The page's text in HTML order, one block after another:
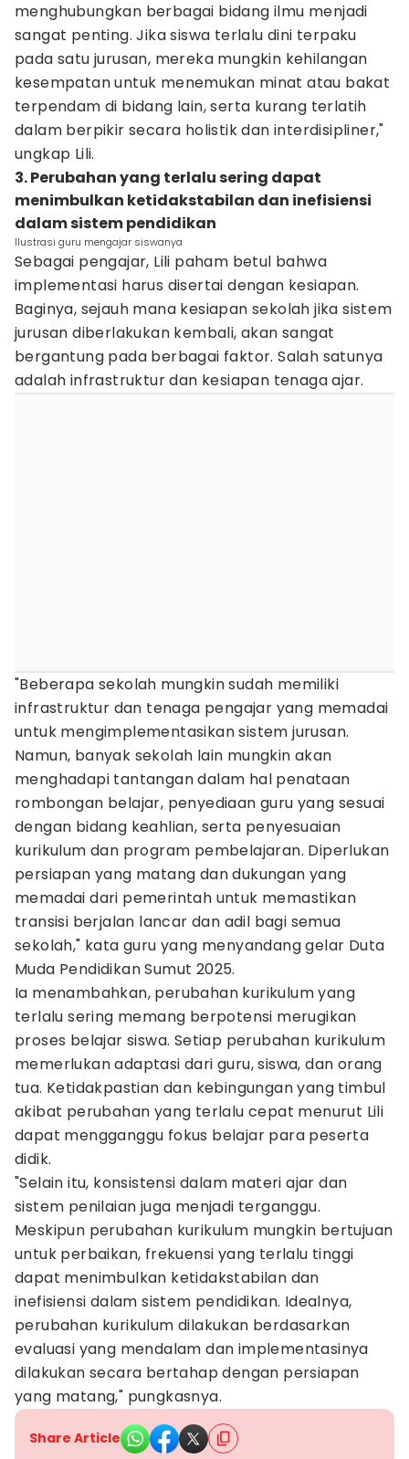
menghubungkan berbagai bidang ilmu menjadi
sangat penting. Jika siswa terlalu dini terpaku
pada satu jurusan, mereka mungkin kehilangan
kesempatan untuk menemukan minat atau bakat
terpendam di bidang lain, serta kurang terlatih
dalam berpikir secara holistik dan interdisipliner,"
ungkap Lili.
3. Perubahan yang terlalu sering dapat
menimbulkan ketidakstabilan dan inefisiensi
dalam sistem pendidikan
Ilustrasi guru mengajar siswanya
Sebagai pengajar, Lili paham betul bahwa
implementasi harus disertai dengan kesiapan.
Baginya, sejauh mana kesiapan sekolah jika sistem
jurusan diberlakukan kembali, akan sangat
bergantung pada berbagai faktor. Salah satunya
adalah infrastruktur dan kesiapan tenaga ajar.
"Beberapa sekolah mungkin sudah memiliki
infrastruktur dan tenaga pengajar yang memadai
untuk mengimplementasikan sistem jurusan.
Namun, banyak sekolah lain mungkin akan
menghadapi tantangan dalam hal penataan
rombongan belajar, penyediaan guru yang sesuai
dengan bidang keahlian, serta penyesuaian
kurikulum dan program pembelajaran. Diperlukan
persiapan yang matang dan dukungan yang
memadai dari pemerintah untuk memastikan
transisi berjalan lancar dan adil bagi semua
sekolah," kata guru yang menyandang gelar Duta
Muda Pendidikan Sumut 2025.
Ia menambahkan, perubahan kurikulum yang
terlalu sering memang berpotensi merugikan
proses belajar siswa. Setiap perubahan kurikulum
memerlukan adaptasi dari guru, siswa, dan orang
tua. Ketidakpastian dan kebingungan yang timbul
akibat perubahan yang terlalu cepat menurut Lili
dapat mengganggu fokus belajar para peserta
didik.
"Selain itu, konsistensi dalam materi ajar dan
sistem penilaian juga menjadi terganggu.
Meskipun perubahan kurikulum mungkin bertujuan
untuk perbaikan, frekuensi yang terlalu tinggi
dapat menimbulkan ketidakstabilan dan
inefisiensi dalam sistem pendidikan. Idealnya,
perubahan kurikulum dilakukan berdasarkan
evaluasi yang mendalam dan implementasinya
dilakukan secara bertahap dengan persiapan
yang matang," pungkasnya.
Share Article